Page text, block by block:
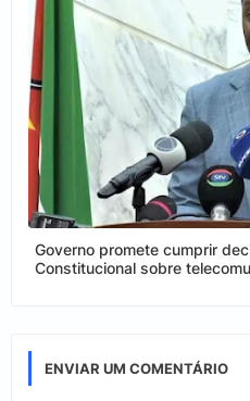
Governo promete cumprir
Constitucional sobre
ENVIAR UM COMENTÁRIO